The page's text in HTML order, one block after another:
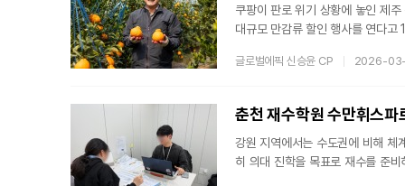
쿠팡이 판로 위기 상황에 놓인 제
대규모 만감류 할인 행사를 연다고
한라봉과 천혜향, 레드향 등의 출
데이’의 일환으로 마련됐다. 쿠팡
글로벌에픽 신승윤 CP 2026-
강원 지역에서는 수도권에 비해 체
히 의대 진학을 목표로 재수를 준